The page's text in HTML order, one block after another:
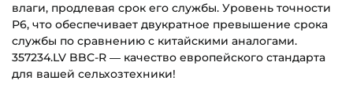
влаги, продлевая срок его службы. Уровень точности
Р6, что обеспечивает двукратное превышение срока
службы по сравнению с китайскими аналогами.
357234.LV BBC-R — качество европейского стандарта
для вашей сельхозтехники!